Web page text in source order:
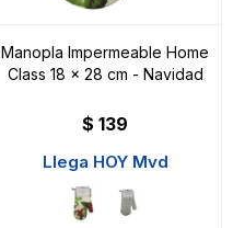
Manopla Impermeable Home
Class 18 x 28 cm - Navidad
$ 139
Llega HOY Mvd